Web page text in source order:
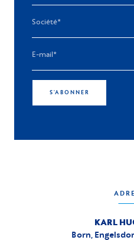
S'ABONNER
KARL
Born,